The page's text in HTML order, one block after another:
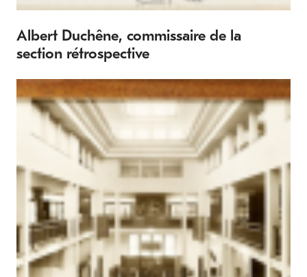
Albert Duchêne, commissaire de la
section rétrospective